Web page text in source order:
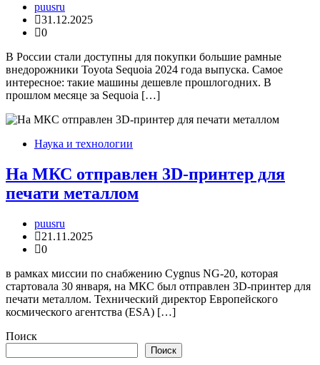
puusru
31.12.2025
0
В России стали доступны для покупки большие рамные
внедорожники Toyota Sequoia 2024 года выпуска. Самое
интересное: такие машины дешевле прошлогодних. В
прошлом месяце за Sequoia […]
Наука и технологии
На МКС отправлен 3D-принтер для
печати металлом
puusru
21.11.2025
0
в рамках миссии по снабжению Cygnus NG-20, которая
стартовала 30 января, на МКС был отправлен 3D-принтер для
печати металлом. Технический директор Европейского
космического агентства (ESA) […]
Поиск
Поиск